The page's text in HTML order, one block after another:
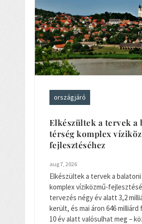
országjáró
Elkészültek a tervek a
térség komplex
fejlesztéséhez
aug 7, 2026
Elkészültek a tervek a
komplex víziközmű-
tervezés négy év alatt 3,2
került, és mai áron 646
10 év alatt valósulhat meg –